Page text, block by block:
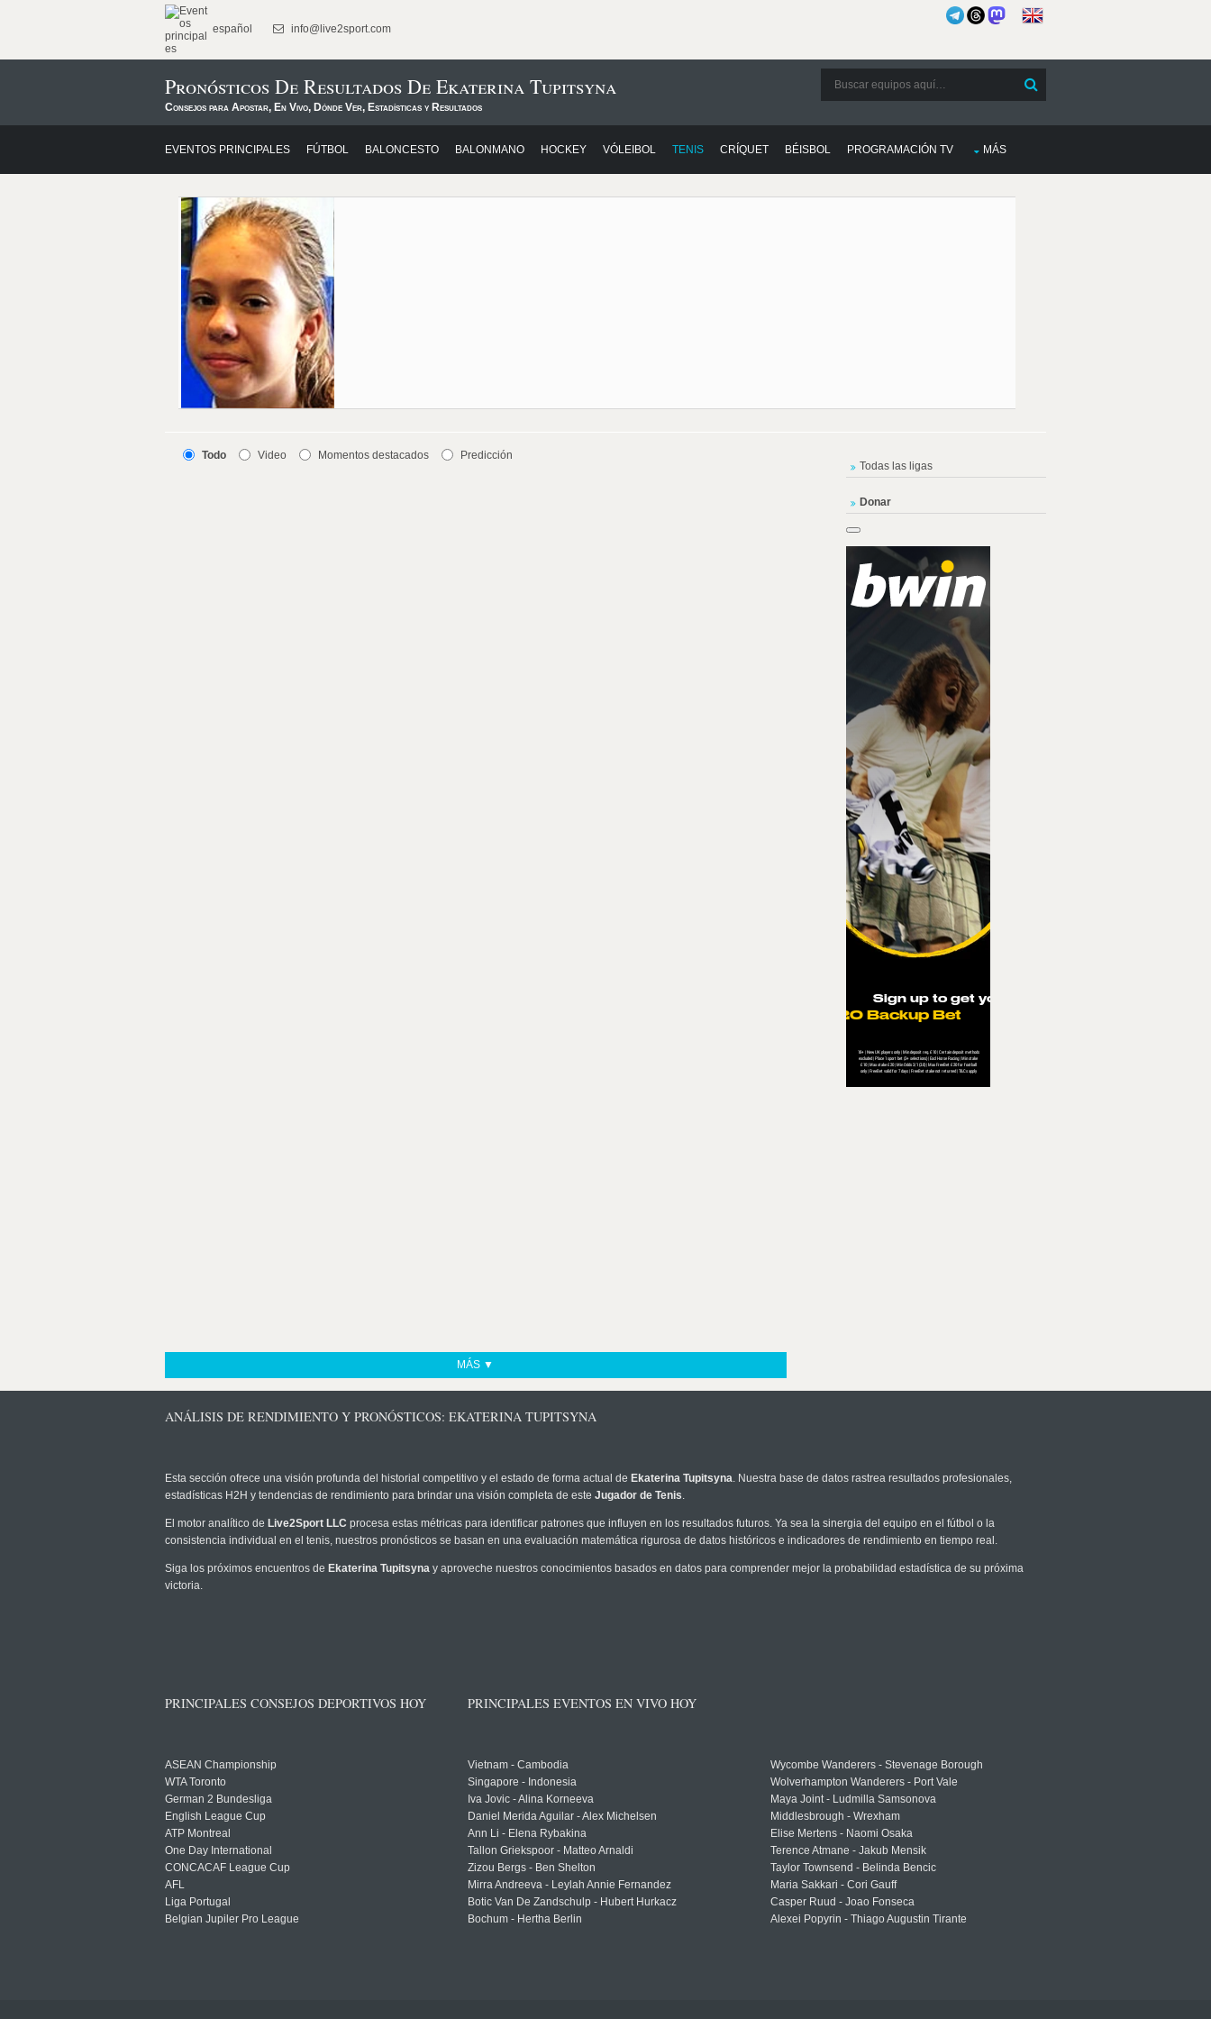
español info@live2sport.com
Pronósticos De Resultados De Ekaterina Tupitsyna
Consejos para Apostar, En Vivo, Dónde Ver, Estadísticas y Resultados
EVENTOS PRINCIPALES FÚTBOL BALONCESTO BALONMANO HOCKEY VÓLEIBOL TENIS CRÍQUET BÉISBOL PROGRAMACIÓN TV MÁS
Todo Video Momentos destacados Predicción
MÁS ▼
Todas las ligas
Donar
ANÁLISIS DE RENDIMIENTO Y PRONÓSTICOS: EKATERINA TUPITSYNA
Esta sección ofrece una visión profunda del historial competitivo y el estado de forma actual de Ekaterina Tupitsyna. Nuestra base de datos rastrea resultados profesionales,
estadísticas H2H y tendencias de rendimiento para brindar una visión completa de este Jugador de Tenis.
El motor analítico de Live2Sport LLC procesa estas métricas para identificar patrones que influyen en los resultados futuros. Ya sea la sinergia del equipo en el fútbol o la
consistencia individual en el tenis, nuestros pronósticos se basan en una evaluación matemática rigurosa de datos históricos e indicadores de rendimiento en tiempo real.
Siga los próximos encuentros de Ekaterina Tupitsyna y aproveche nuestros conocimientos basados en datos para comprender mejor la probabilidad estadística de su próxima
victoria.
PRINCIPALES CONSEJOS DEPORTIVOS HOY
ASEAN Championship
WTA Toronto
German 2 Bundesliga
English League Cup
ATP Montreal
One Day International
CONCACAF League Cup
AFL
Liga Portugal
Belgian Jupiler Pro League
PRINCIPALES EVENTOS EN VIVO HOY
Vietnam - Cambodia
Singapore - Indonesia
Iva Jovic - Alina Korneeva
Daniel Merida Aguilar - Alex Michelsen
Ann Li - Elena Rybakina
Tallon Griekspoor - Matteo Arnaldi
Zizou Bergs - Ben Shelton
Mirra Andreeva - Leylah Annie Fernandez
Botic Van De Zandschulp - Hubert Hurkacz
Bochum - Hertha Berlin
Wycombe Wanderers - Stevenage Borough
Wolverhampton Wanderers - Port Vale
Maya Joint - Ludmilla Samsonova
Middlesbrough - Wrexham
Elise Mertens - Naomi Osaka
Terence Atmane - Jakub Mensik
Taylor Townsend - Belinda Bencic
Maria Sakkari - Cori Gauff
Casper Ruud - Joao Fonseca
Alexei Popyrin - Thiago Augustin Tirante